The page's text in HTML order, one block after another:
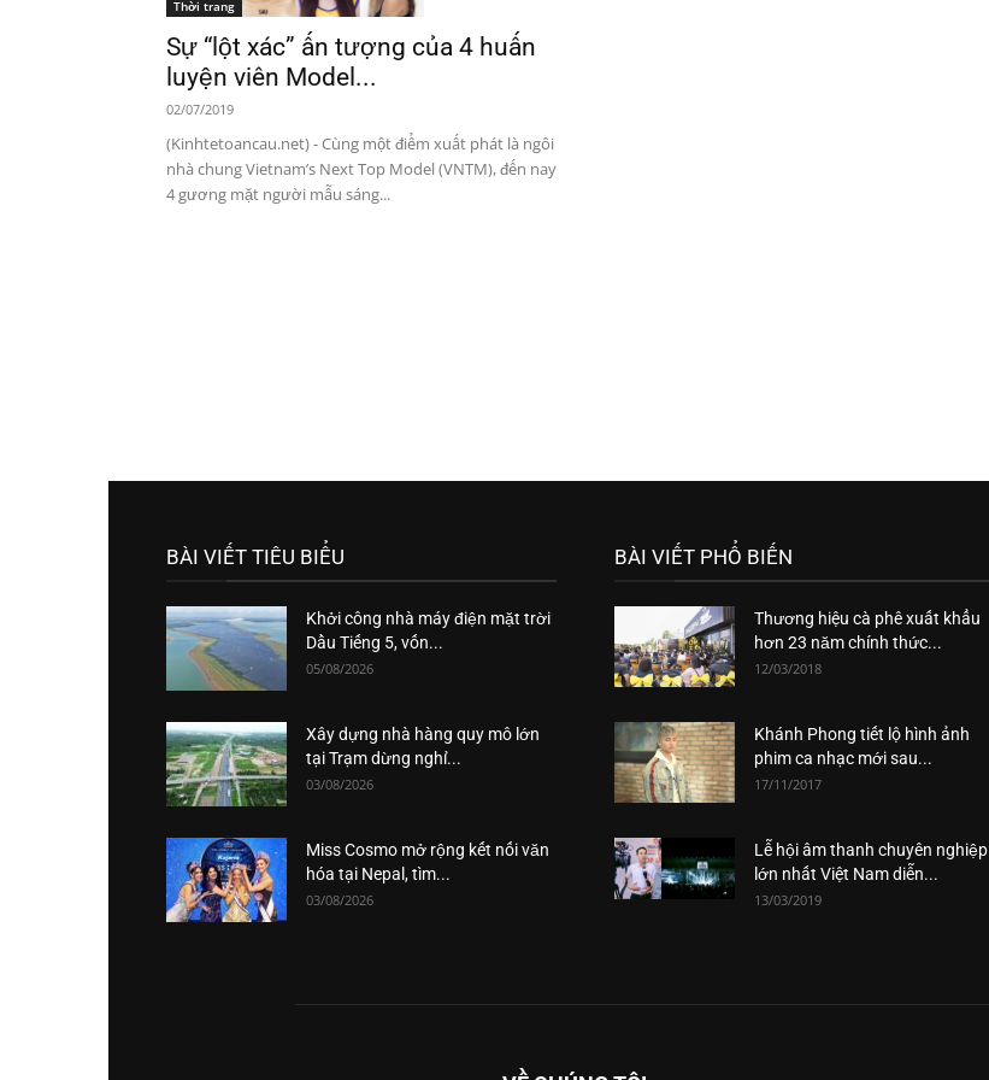
Thời trang
Sự “lột xác” ấn tượng của 4 huấn
luyện viên Model...
02/07/2019
(Kinhtetoancau.net) - Cùng một điểm xuất phát là ngôi
nhà chung Vietnam’s Next Top Model (VNTM), đến nay
4 gương mặt người mẫu sáng...
BÀI VIẾT TIÊU BIỂU
Khởi công nhà máy điện mặt trời
Dầu Tiếng 5, vốn...
05/08/2026
Xây dựng nhà hàng quy mô lớn
tại Trạm dừng nghỉ...
03/08/2026
Miss Cosmo mở rộng kết nối văn
hóa tại Nepal, tìm...
03/08/2026
BÀI VIẾT PHỔ BIẾN
Thương hiệu cà phê xuất khẩu
hơn 23 năm chính thức...
12/03/2018
Khánh Phong tiết lộ hình ảnh
phim ca nhạc mới sau...
17/11/2017
Lễ hội âm thanh chuyên nghiệp
lớn nhất Việt Nam diễn...
13/03/2019